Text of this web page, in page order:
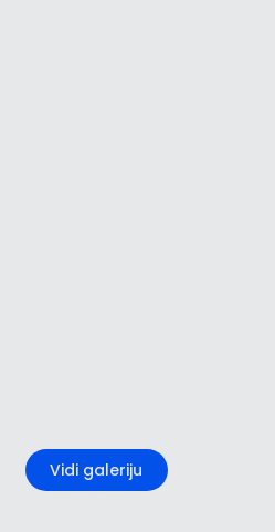
Vidi galeriju